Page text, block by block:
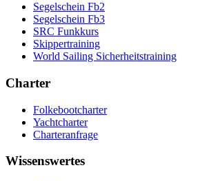
Segelschein Fb2
Segelschein Fb3
SRC Funkkurs
Skippertraining
World Sailing Sicherheitstraining
Charter
Folkebootcharter
Yachtcharter
Charteranfrage
Wissenswertes